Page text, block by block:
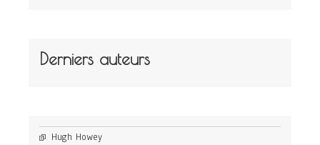
Derniers auteurs
Hugh Howey